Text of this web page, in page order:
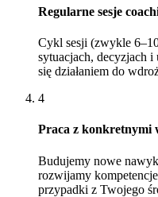
Regularne sesje
Cykl sesji (zwykle
sytuacjach, decyzjach i
się działaniem do
4
Praca z konkretnymi
Budujemy nowe
rozwijamy
przypadki z Twojego